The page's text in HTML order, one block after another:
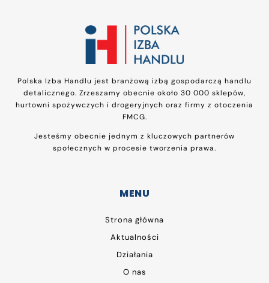
Polska Izba Handlu jest branżową izbą gospodarczą handlu
detalicznego. Zrzeszamy obecnie około 30 000 sklepów,
hurtowni spożywczych i drogeryjnych oraz firmy z otoczenia
FMCG.
Jesteśmy obecnie jednym z kluczowych partnerów
społecznych w procesie tworzenia prawa.
MENU
Strona główna
Aktualności
Działania
O nas